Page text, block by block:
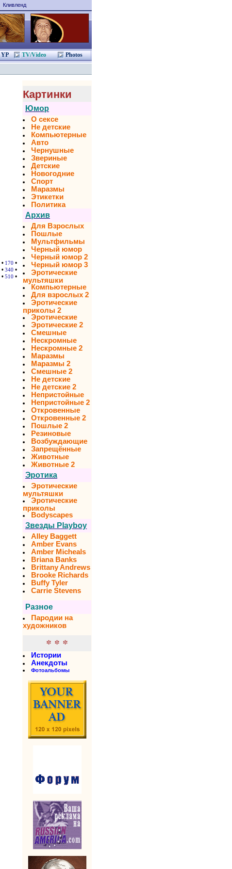
Кливленд
YP TV/Video Photos
• 170 •
• 340 •
• 510 •
Картинки
Юмор
О сексе
Не детские
Компьютерные
Авто
Чернушные
Звериные
Детские
Новогодние
Спорт
Маразмы
Этикетки
Политика
Архив
Для Взрослых
Пошлые
Мультфильмы
Черный юмор
Черный юмор 2
Черный юмор 3
Эротические
мультяшки
Компьютерные
Для взрослых 2
Эротические
приколы 2
Эротические
Эротические 2
Смешные
Нескромные
Нескромные 2
Маразмы
Маразмы 2
Смешные 2
Не детские
Не детские 2
Непристойные
Непристойные 2
Откровенные
Откровенные 2
Пошлые 2
Резиновые
Возбуждающие
Запрещённые
Животные
Животные 2
Эротика
Эротические
мультяшки
Эротические
приколы
Bodyscapes
Звезды Playboy
Alley Baggett
Amber Evans
Amber Micheals
Briana Banks
Brittany Andrews
Brooke Richards
Buffy Tyler
Carrie Stevens
Разное
Пародии на
художников
* * *
Истории
Анекдоты
Фотоальбомы